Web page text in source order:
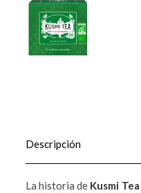
Descripción
La historia de Kusmi Tea